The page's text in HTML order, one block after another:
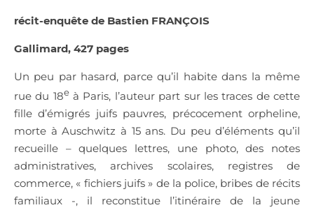
récit-enquête de Bastien FRANÇOIS
Gallimard, 427 pages
Un peu par hasard, parce qu’il habite dans la même
rue du 18eà Paris, l’auteur part sur les traces de cette
fille d’émigrés juifs pauvres, précocement orpheline,
morte à Auschwitz à 15 ans. Du peu d’éléments qu’il
recueille – quelques lettres, une photo, des notes
administratives, archives scolaires, registres de
commerce, « fichiers juifs » de la police, bribes de récits
familiaux -, il reconstitue l’itinéraire de la jeune